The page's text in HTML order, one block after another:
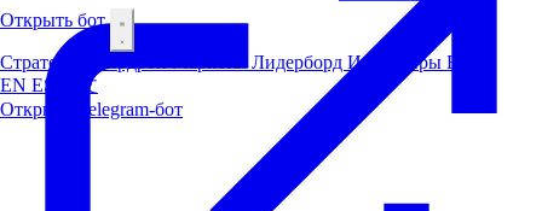
Открыть бот
Стратегии Лидерборд Инсайдеры Блог
EN ES
中文
Открыть Telegram-бот